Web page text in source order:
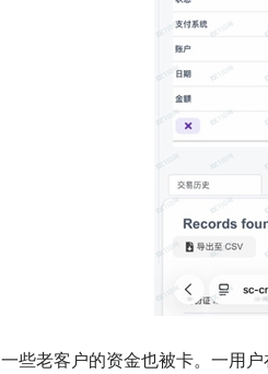
一些老客户的资金也被卡。一用